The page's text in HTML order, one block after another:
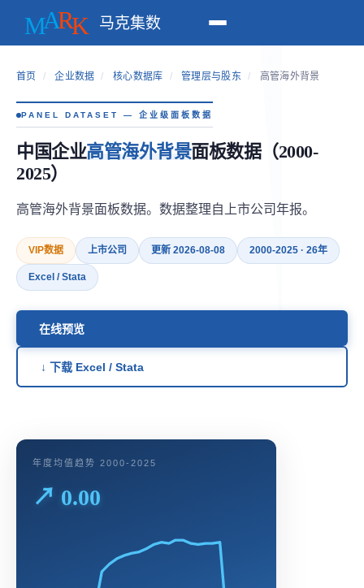
马克集数
首页 / 企业数据 / 核心数据库 / 管理层与股东 / 高管海外背景
PANEL DATASET — 企业级面板数据
中国企业高管海外背景面板数据（2000-
2025）
高管海外背景面板数据。数据整理自上市公司年报。
VIP数据 上市公司 更新 2026-08-08 2000-2025 · 26年
Excel / Stata
在线预览
↓ 下载 Excel / Stata
年度均值趋势 2000-2025
↗ 0.00